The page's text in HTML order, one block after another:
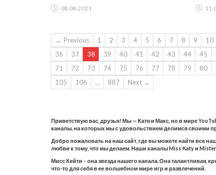
08.08.2021
← Previous 1 2 3 4 5 6 7 8 9 10
36
37 38 39 40 41 42 43 44 45
71
72 73 74 75 76 77 78 79 80
105
106 … 887 Next →
Приветствую вас, друзья! Мы — Катя и Макс, но в мире
каналы, на которых мы с удовольствием делимся своими
Добро пожаловать на наш сайт, где вы можете найти все
любви к тому, что мы делаем. Наши каналы Miss Katy и
Мисс Кейти – она звезда нашего канала. Она талантливая,
что-то для себя в ее волшебном мире игр и развлечений.